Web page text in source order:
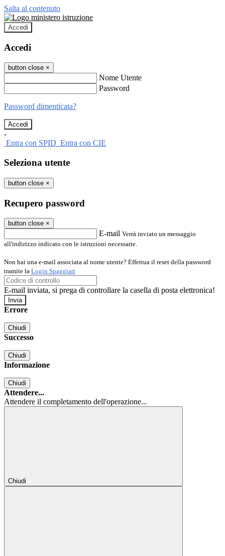
Salta al contenuto
Accedi
Accedi
button close ×
Nome Utente
Password
Password dimenticata?
-
Entra con SPID Entra con CIE
Seleziona utente
button close ×
Recupero password
button close ×
E-mail Verrà inviato un messaggio
all'indirizzo indicato con le istruzioni necessarie.
Non hai una e-mail associata al nome utente? Effettua il reset della password
tramite la Login Spaggiari
E-mail inviata, si prega di controllare la casella di posta elettronica!
Errore
Chiudi
Successo
Chiudi
Informazione
Chiudi
Attendere...
Attendere il completamento dell'operazione...
Chiudi